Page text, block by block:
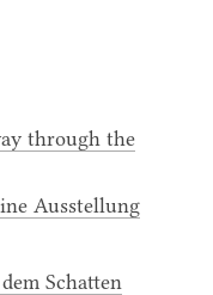
through the
Ausstellung
Schatten